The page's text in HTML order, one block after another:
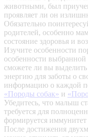
животными, был
проявляет ли он
Обязательно
родителей, особенно
состояние здоровья и
Изучите особенности
особенности выбранной
сможете ли вы
энергию для заботы о
информацию о каждой
«Породы собак» и
Убедитесь, что малыш
требуется для
формируется иммунитет
После достижения